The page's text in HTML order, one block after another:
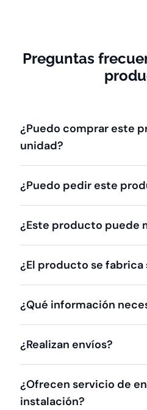
Preguntas
¿Puedo comprar este
unidad?
¿Puedo pedir este
¿Este producto puede
¿El producto se
¿Qué información
¿Realizan envíos?
¿Ofrecen servicio de
instalación?